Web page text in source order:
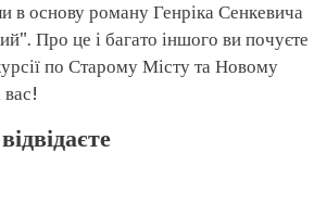
в основу роману Генріка Сенкевича
Про це і багато іншого ви почуєте
по Старому Місту та Новому